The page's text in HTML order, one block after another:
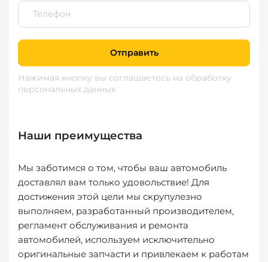
Отправить
Нажимая кнопку вы соглашаетесь на обработку
персональных данных
Наши преимущества
Мы заботимся о том, чтобы ваш автомобиль
доставлял вам только удовольствие! Для
достижения этой цели мы скрупулезно
выполняем, разработанный производителем,
регламент обслуживания и ремонта
автомобилей, используем исключительно
оригинальные запчасти и привлекаем к работам